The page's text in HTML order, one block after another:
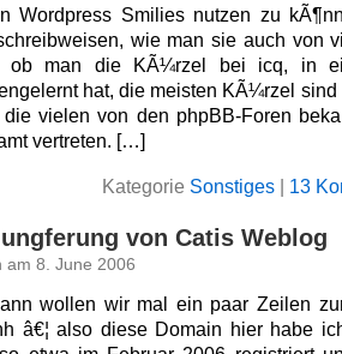
Wordpress Smilies nutzen zu
wie man sie auch von
ob man die KÃ¼rzel bei icq, in
hat, die meisten KÃ¼rzel
die vielen von den phpBB-Foren
vertreten. […]
Kategorie Sonstiges 13
von Catis Weblog
am 8. June 2006
wollen wir mal ein paar Zeilen
â€¦ also diese Domain hier habe